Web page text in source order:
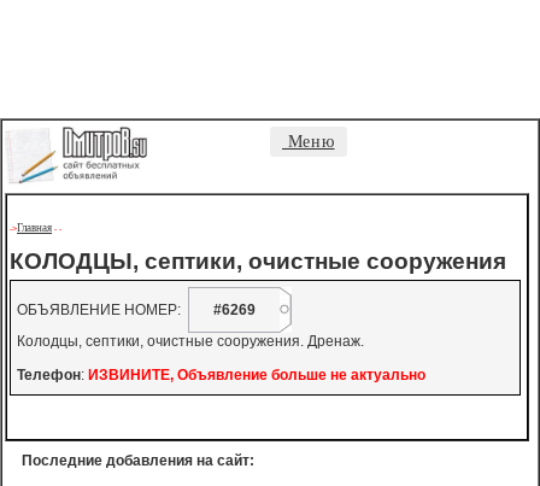
Меню
->Главная - -
КОЛОДЦЫ, септики, очистные сооружения
ОБЪЯВЛЕНИЕ НОМЕР:
#6269
Колодцы, септики, очистные сооружения. Дренаж.
Телефон: ИЗВИНИТЕ, Объявление больше не актуально
Последние добавления на сайт: